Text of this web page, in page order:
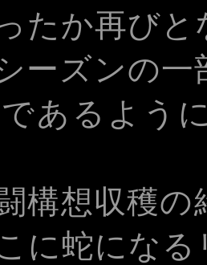
たか再び
ーズンの
あるよう
構想収穫
に蛇にな